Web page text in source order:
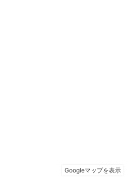
Googleマップを表示